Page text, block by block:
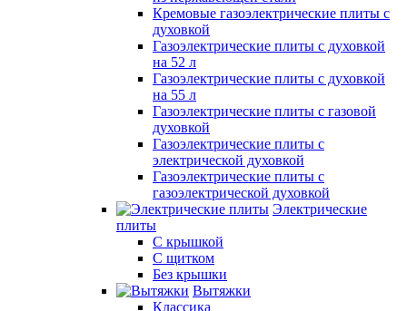
Кремовые газоэлектрические плиты с
духовкой
Газоэлектрические плиты с духовкой
на 52 л
Газоэлектрические плиты с духовкой
на 55 л
Газоэлектрические плиты с газовой
духовкой
Газоэлектрические плиты с
электрической духовкой
Газоэлектрические плиты с
газоэлектрической духовкой
Электрические
плиты
С крышкой
С щитком
Без крышки
Вытяжки
Классика